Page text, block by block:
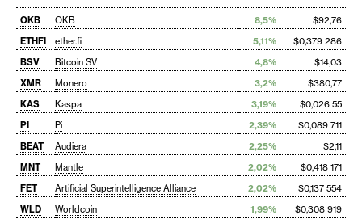
OKB OKB 8,5%
$92,76
ETHFI
ether.fi 5,11%
$0,379 286
BSV
Bitcoin SV 4,8%
$14,03
XMR
Monero 3,2%
$380,77
KAS
Kaspa 3,19%
$0,026 55
PI
Pi 2,39%
$0,089 711
BEAT
Audiera 2,25%
$2,11
MNT
Mantle 2,02%
$0,418 171
FET
Artificial Superintelligence Alliance 2,02%
$0,137 554
WLD
Worldcoin 1,99% $0,308 919